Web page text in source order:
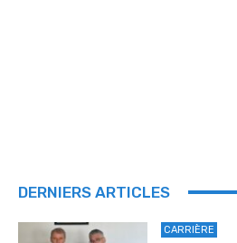
DERNIERS ARTICLES
CARRIÈRE